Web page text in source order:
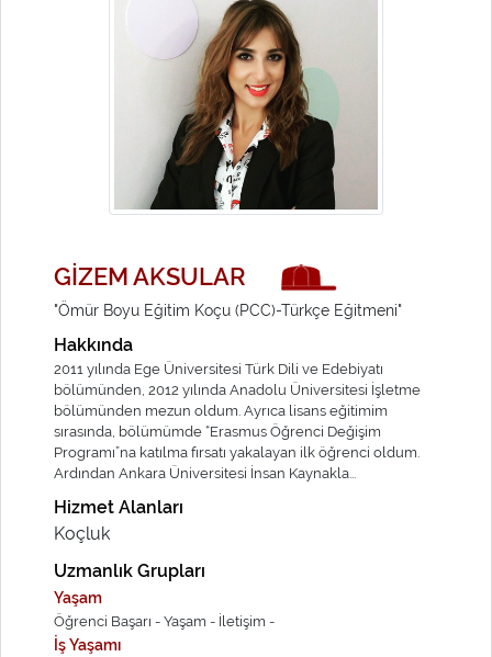
GİZEM AKSULAR
"Ömür Boyu Eğitim Koçu (PCC)-Türkçe Eğitmeni"
Hakkında
2011 yılında Ege Üniversitesi Türk Dili ve Edebiyatı
bölümünden, 2012 yılında Anadolu Üniversitesi İşletme
bölümünden mezun oldum. Ayrıca lisans eğitimim
sırasında, bölümümde “Erasmus Öğrenci Değişim
Programı”na katılma fırsatı yakalayan ilk öğrenci oldum.
Ardından Ankara Üniversitesi İnsan Kaynakla...
Hizmet Alanları
Koçluk
Uzmanlık Grupları
Yaşam
Öğrenci Başarı - Yaşam - İletişim -
İş Yaşamı